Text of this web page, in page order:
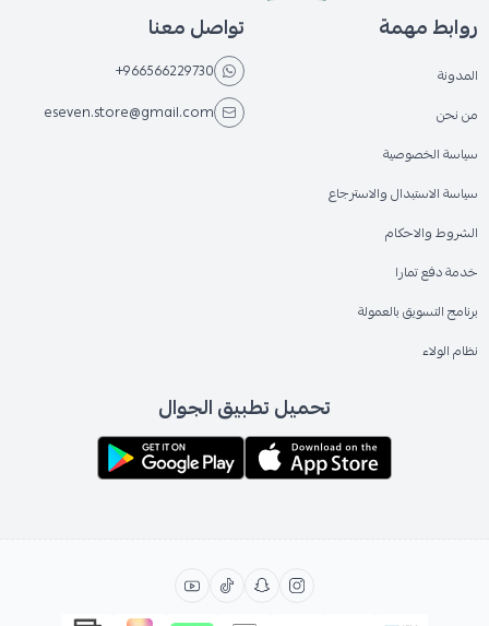
روابط مهمة
المدونة
من نحن
سياسة الخصوصية
سياسة الاستبدال والاسترجاع
الشروط والاحكام
خدمة دفع تمارا
برنامج التسويق بالعمولة
نظام الولاء
تواصل معنا
+966566229730
eseven.store@gmail.com
تحميل تطبيق الجوال